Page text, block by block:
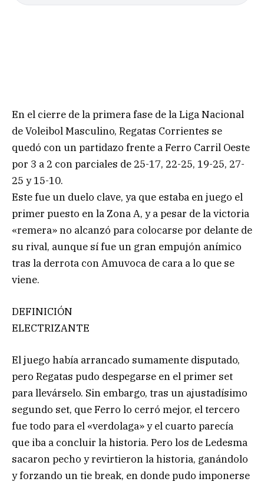
En el cierre de la primera fase de la Liga Nacional
de Voleibol Masculino, Regatas Corrientes se
quedó con un partidazo frente a Ferro Carril Oeste
por 3 a 2 con parciales de 25-17, 22-25, 19-25, 27-
25 y 15-10.
Este fue un duelo clave, ya que estaba en juego el
primer puesto en la Zona A, y a pesar de la victoria
«remera» no alcanzó para colocarse por delante de
su rival, aunque sí fue un gran empujón anímico
tras la derrota con Amuvoca de cara a lo que se
viene.
DEFINICIÓN
ELECTRIZANTE
El juego había arrancado sumamente disputado,
pero Regatas pudo despegarse en el primer set
para llevárselo. Sin embargo, tras un ajustadísimo
segundo set, que Ferro lo cerró mejor, el tercero
fue todo para el «verdolaga» y el cuarto parecía
que iba a concluir la historia. Pero los de Ledesma
sacaron pecho y revirtieron la historia, ganándolo
y forzando un tie break, en donde pudo imponerse